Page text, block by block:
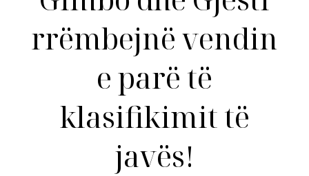
rrëmbejnë vendin
e parë të
klasifikimit të
javës!